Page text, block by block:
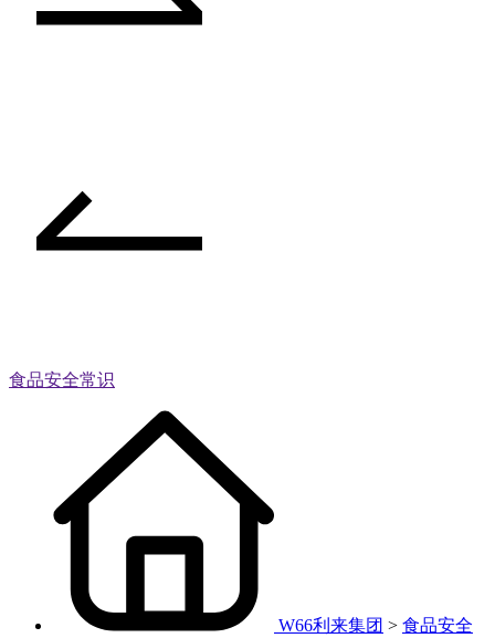
食品安全常识
W66利来集团 > 食品安全